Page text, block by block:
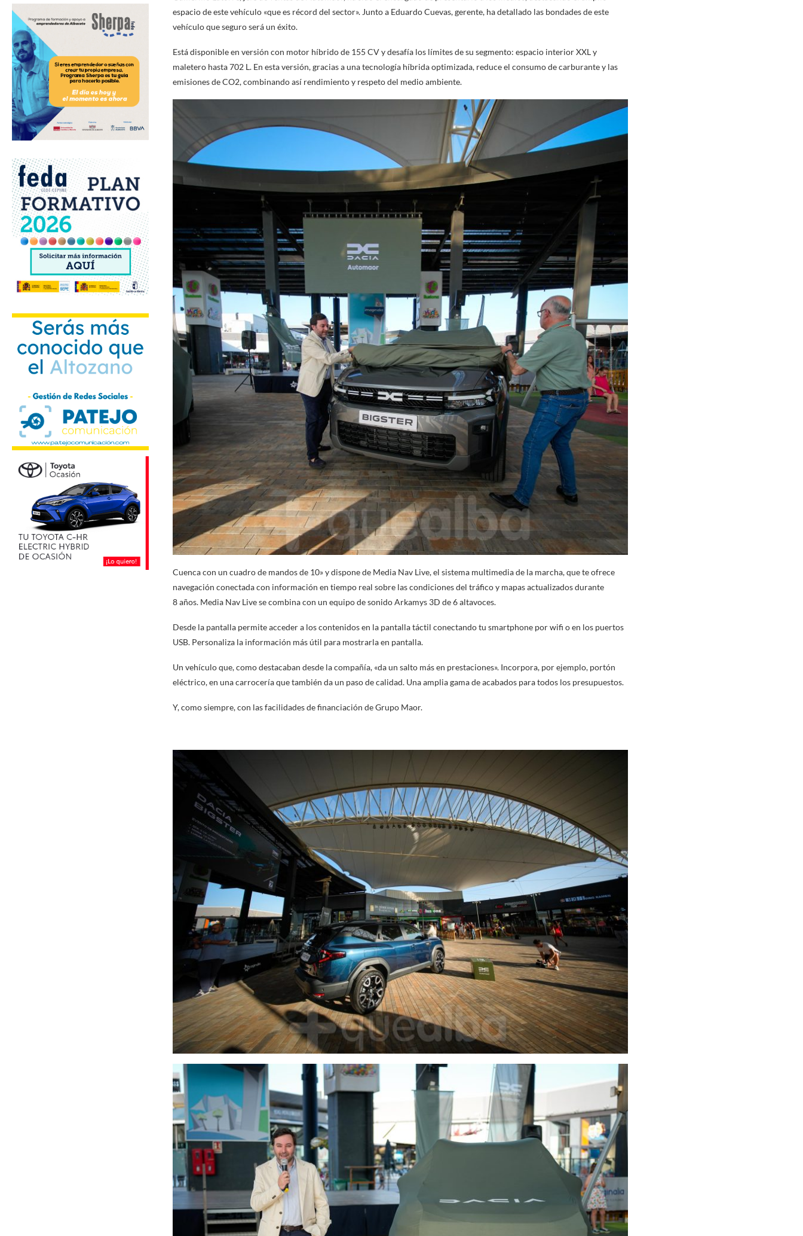
espacio de este vehículo «que es récord del sector». Junto a Eduardo Cuevas, gerente, ha detallado las bondades de este
vehículo que seguro será un éxito.
Está disponible en versión con motor híbrido de 155 CV y desafía los límites de su segmento: espacio interior XXL y
maletero hasta 702 L. En esta versión, gracias a una tecnología híbrida optimizada, reduce el consumo de carburante y las
emisiones de CO2, combinando así rendimiento y respeto del medio ambiente.
Cuenca con un cuadro de mandos de 10» y dispone de Media Nav Live, el sistema multimedia de la marcha, que te ofrece
navegación conectada con información en tiempo real sobre las condiciones del tráfico y mapas actualizados durante
8 años. Media Nav Live se combina con un equipo de sonido Arkamys 3D de 6 altavoces.
Desde la pantalla permite acceder a los contenidos en la pantalla táctil conectando tu smartphone por wifi o en los puertos
USB. Personaliza la información más útil para mostrarla en pantalla.
Un vehículo que, como destacaban desde la compañía, «da un salto más en prestaciones». Incorpora, por ejemplo, portón
eléctrico, en una carrocería que también da un paso de calidad. Una amplia gama de acabados para todos los presupuestos.
Y, como siempre, con las facilidades de financiación de Grupo Maor.